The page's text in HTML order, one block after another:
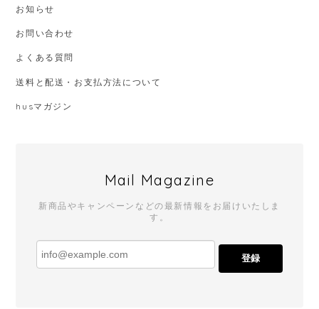
お知らせ
お問い合わせ
よくある質問
送料と配送・お支払方法について
husマガジン
Mail Magazine
新商品やキャンペーンなどの最新情報をお届けいたしま
す。
登録